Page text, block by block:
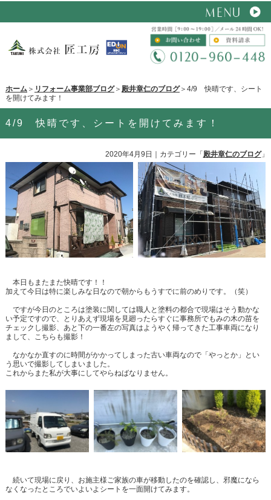
ホーム＞ リフォーム事業部ブログ＞ 殿井章仁のブログ＞4/9 快晴です、シート
を開けてみます！
4/9 快晴です、シートを開けてみます！
2020年4月9日 ｜カテゴリー「 殿井章仁のブログ」
本日もまたまた快晴です！！
加えて今日は特に楽しみな日なので朝からもうすでに前のめりです。（笑）
ですが今日のところは塗装に関しては職人と塗料の都合で現場はそう動かな
い予定ですので、とりあえず現場を見廻ったらすぐに事務所でもみの木の苗を
チェックし撮影、あと下の一番左の写真はようやく帰ってきた工事車両になり
まして、こちらも撮影！
なかなか直すのに時間がかかってしまった古い車両なので「やっとか」とい
う思いで撮影してしまいました。
これからまた私が大事にしてやらねばなりません。
続いて現場に戻り、お施主様ご家族の車が移動したのを確認し、邪魔になら
なくなったところでいよいよシートを一面開けてみます。